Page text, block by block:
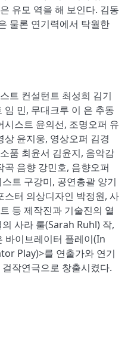
유모 역을 해 보인다. 김동
물론 연기력에서 탁월한
트 컨설턴트 최성희 김기
임 민, 무대크루 이 은 추동
시스트 윤의선, 조명오퍼 유
윤지웅, 영상오퍼 김경
품 최윤서 김윤지, 음악감
음향 강민호, 음향오퍼
트 구강미, 공연총괄 양기
스터 의상디자인 박정원, 사
등 제작진과 기술진의 열
사라 룰(Sarah Ruhl) 작,
바이브레이터 플레이(In
Play)>를 연출가와 연기
작연극으로 창출시켰다.